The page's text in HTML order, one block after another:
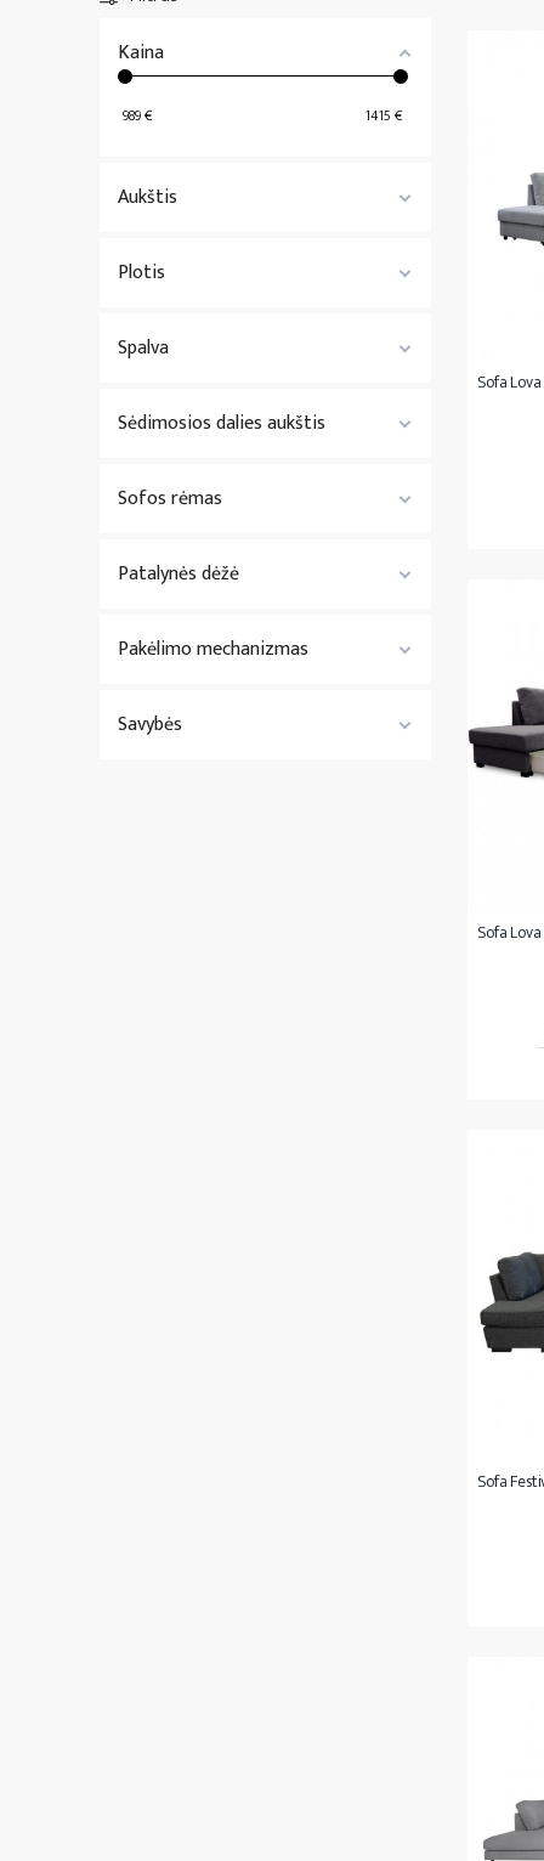
Kaina
989€ 1415 €
Aukštis
Plotis
Spalva
Sėdimosios dalies aukštis
Sofos rėmas
Patalynės dėžė
Pakėlimo mechanizmas
Savybės
Sofa
Sofa
Sofa